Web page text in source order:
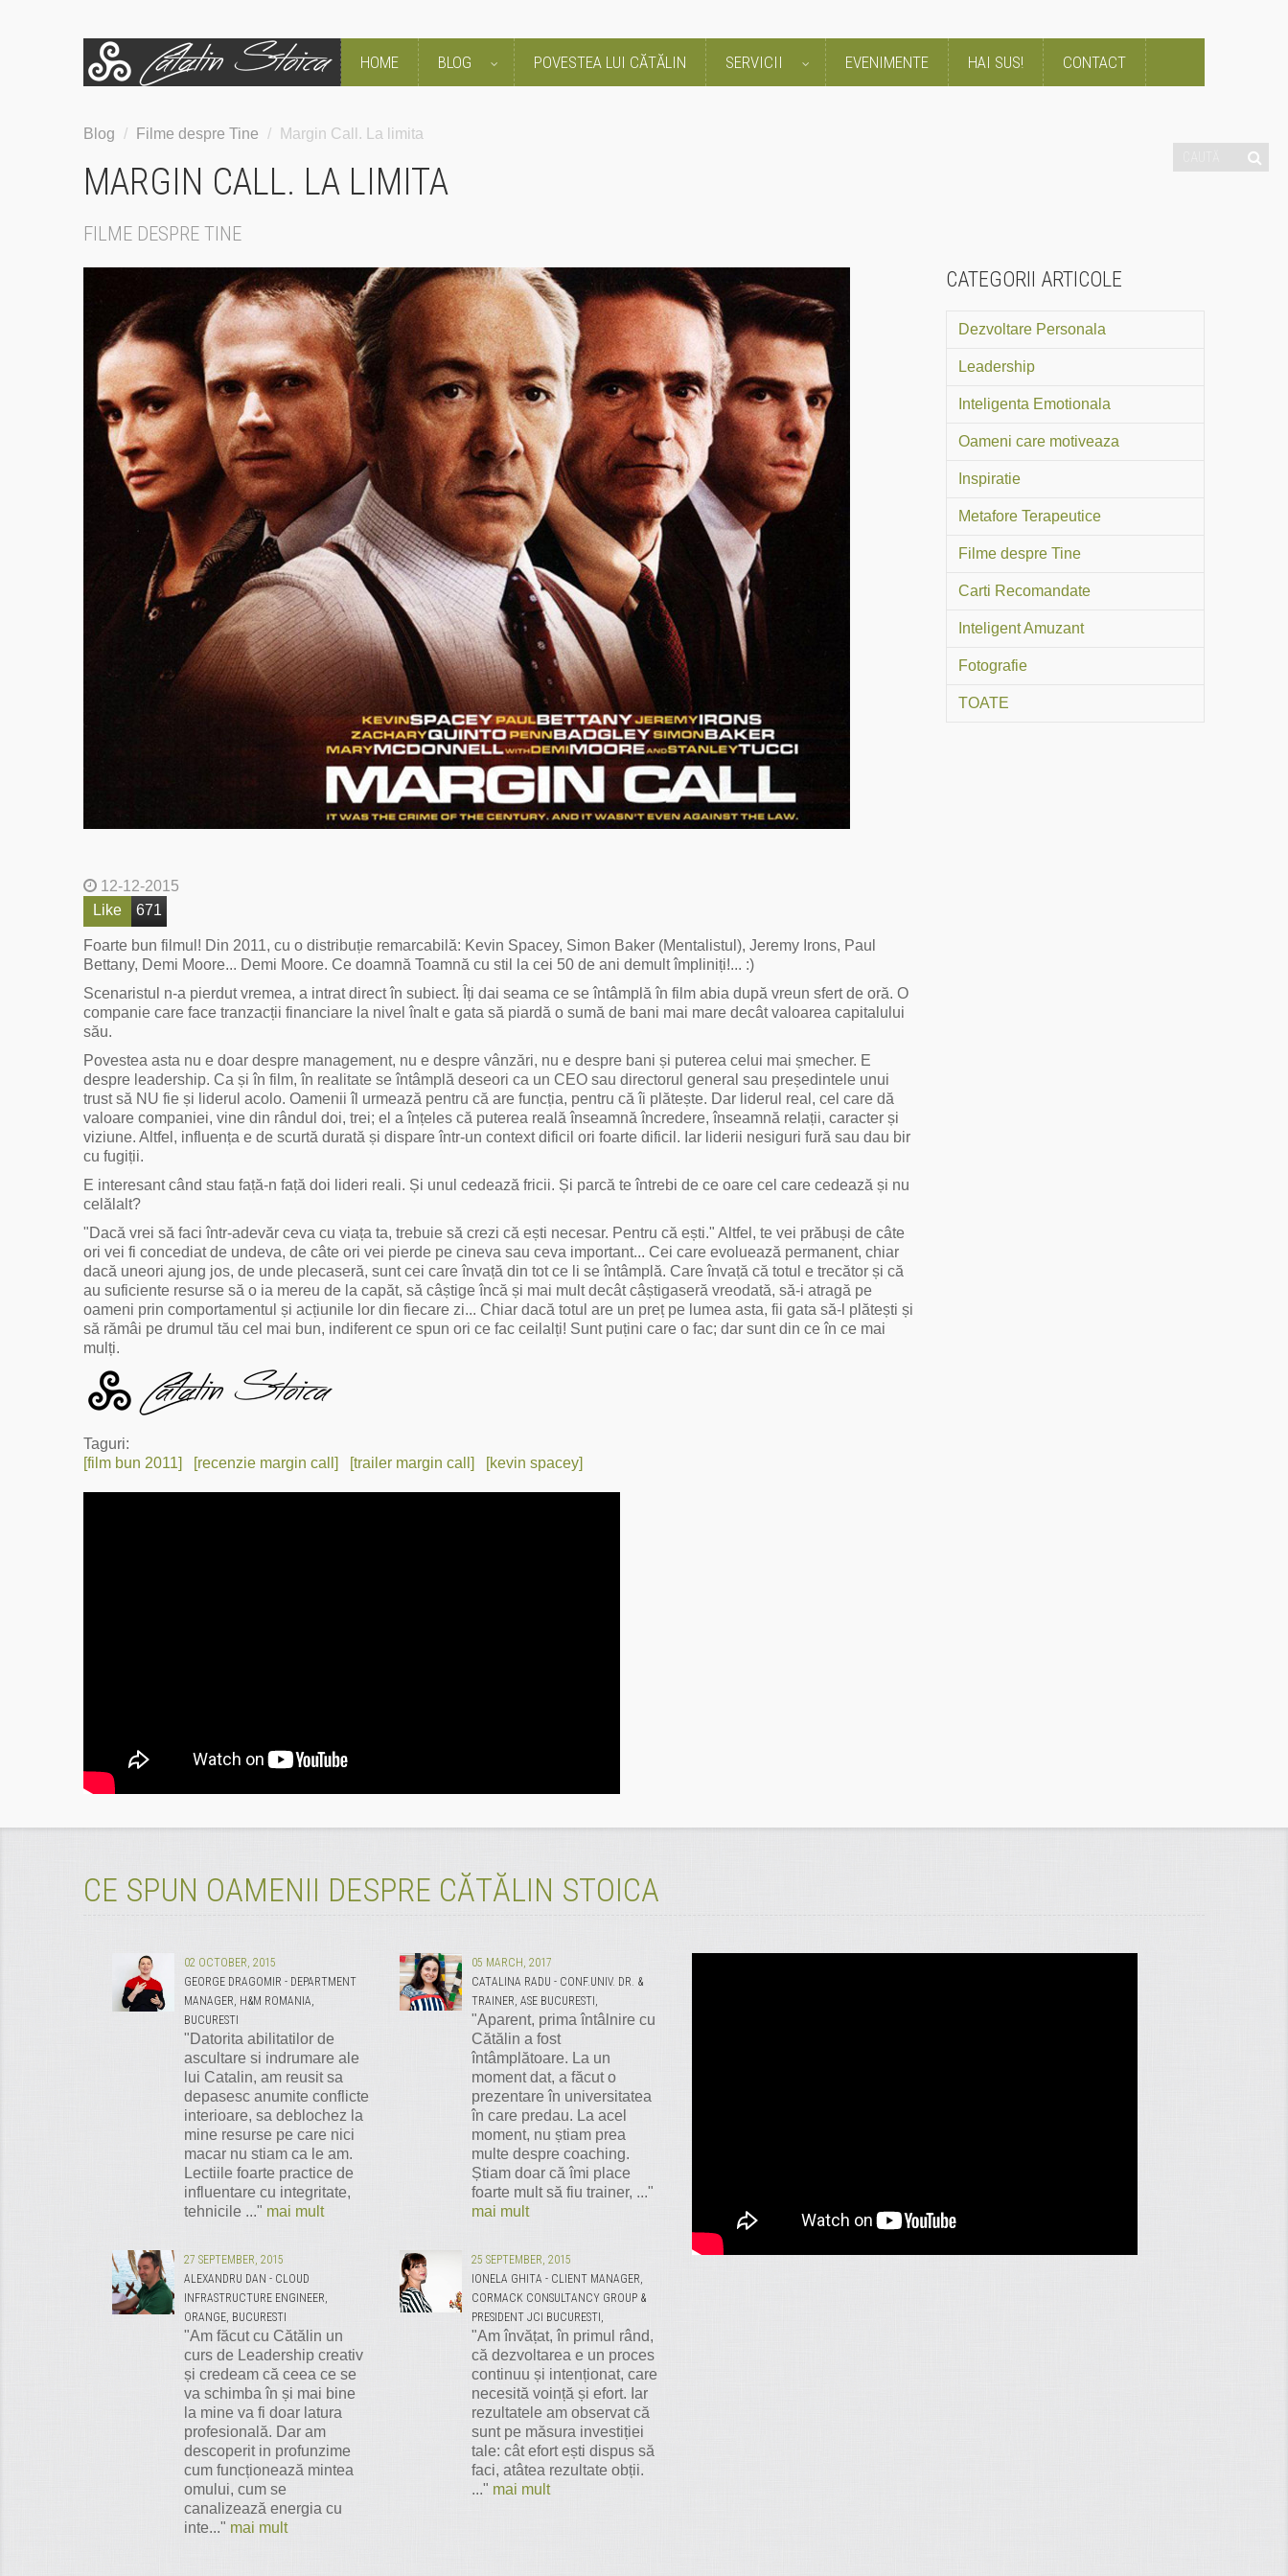
HOME BLOG POVESTEA LUI CĂTĂLIN SERVICII EVENIMENTE HAI SUS! CONTACT
Blog / Filme despre Tine / Margin Call. La limita
MARGIN CALL. LA LIMITA
FILME DESPRE TINE
12-12-2015
Like
671
Foarte bun filmul! Din 2011, cu o distribuție remarcabilă: Kevin Spacey, Simon Baker (Mentalistul), Jeremy Irons, Paul
Bettany, Demi Moore... Demi Moore. Ce doamnă Toamnă cu stil la cei 50 de ani demult împliniți!... :)
Scenaristul n-a pierdut vremea, a intrat direct în subiect. Îți dai seama ce se întâmplă în film abia după vreun sfert de oră. O
companie care face tranzacții financiare la nivel înalt e gata să piardă o sumă de bani mai mare decât valoarea capitalului
său.
Povestea asta nu e doar despre management, nu e despre vânzări, nu e despre bani și puterea celui mai șmecher. E
despre leadership. Ca și în film, în realitate se întâmplă deseori ca un CEO sau directorul general sau președintele unui
trust să NU fie și liderul acolo. Oamenii îl urmează pentru că are funcția, pentru că îi plătește. Dar liderul real, cel care dă
valoare companiei, vine din rândul doi, trei; el a înțeles că puterea reală înseamnă încredere, înseamnă relații, caracter și
viziune. Altfel, influența e de scurtă durată și dispare într-un context dificil ori foarte dificil. Iar liderii nesiguri fură sau dau bir
cu fugiții.
E interesant când stau față-n față doi lideri reali. Și unul cedează fricii. Și parcă te întrebi de ce oare cel care cedează și nu
celălalt?
"Dacă vrei să faci într-adevăr ceva cu viața ta, trebuie să crezi că ești necesar. Pentru că ești." Altfel, te vei prăbuși de câte
ori vei fi concediat de undeva, de câte ori vei pierde pe cineva sau ceva important... Cei care evoluează permanent, chiar
dacă uneori ajung jos, de unde plecaseră, sunt cei care învață din tot ce li se întâmplă. Care învață că totul e trecător și că
au suficiente resurse să o ia mereu de la capăt, să câștige încă și mai mult decât câștigaseră vreodată, să-i atragă pe
oameni prin comportamentul și acțiunile lor din fiecare zi... Chiar dacă totul are un preț pe lumea asta, fii gata să-l plătești și
să rămâi pe drumul tău cel mai bun, indiferent ce spun ori ce fac ceilalți! Sunt puțini care o fac; dar sunt din ce în ce mai
mulți.
Taguri:
[film bun 2011]
[recenzie margin call] [trailer margin call] [kevin spacey]
CATEGORII ARTICOLE
Dezvoltare Personala
Leadership
Inteligenta Emotionala
Oameni care motiveaza
Inspiratie
Metafore Terapeutice
Filme despre Tine
Carti Recomandate
Inteligent Amuzant
Fotografie
TOATE
CE SPUN OAMENII DESPRE CĂTĂLIN STOICA
02 OCTOBER, 2015
GEORGE DRAGOMIR - DEPARTMENT
MANAGER, H&M ROMANIA,
BUCURESTI
"Datorita abilitatilor de
ascultare si indrumare ale
lui Catalin, am reusit sa
depasesc anumite conflicte
interioare, sa deblochez la
mine resurse pe care nici
macar nu stiam ca le am.
Lectiile foarte practice de
influentare cu integritate,
tehnicile ..." mai mult
05 MARCH, 2017
CATALINA RADU - CONF.UNIV. DR. &
TRAINER, ASE BUCURESTI,
"Aparent, prima întâlnire cu
Cătălin a fost
întâmplătoare. La un
moment dat, a făcut o
prezentare în universitatea
în care predau. La acel
moment, nu știam prea
multe despre coaching.
Știam doar că îmi place
foarte mult să fiu trainer, ..."
mai mult
27 SEPTEMBER, 2015
ALEXANDRU DAN - CLOUD
INFRASTRUCTURE ENGINEER,
ORANGE, BUCURESTI
"Am făcut cu Cătălin un
curs de Leadership creativ
și credeam că ceea ce se
va schimba în și mai bine
la mine va fi doar latura
profesională. Dar am
descoperit in profunzime
cum funcționează mintea
omului, cum se
canalizează energia cu
inte..." mai mult
25 SEPTEMBER, 2015
IONELA GHITA - CLIENT MANAGER,
CORMACK CONSULTANCY GROUP &
PRESIDENT JCI BUCURESTI,
"Am învățat, în primul rând,
că dezvoltarea e un proces
continuu și intenționat, care
necesită voință și efort. Iar
rezultatele am observat că
sunt pe măsura investiției
tale: cât efort ești dispus să
faci, atâtea rezultate obții.
..." mai mult